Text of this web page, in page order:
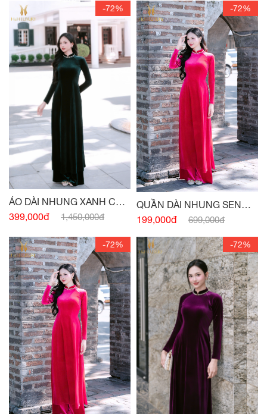
-72%
ÁO DÀI NHUNG XANH CỔ
VỊT
399,000đ 1,450,000đ
-72%
QUẦN DÀI NHUNG SEN
ĐẬM
199,000đ 699,000đ
-72% -72%